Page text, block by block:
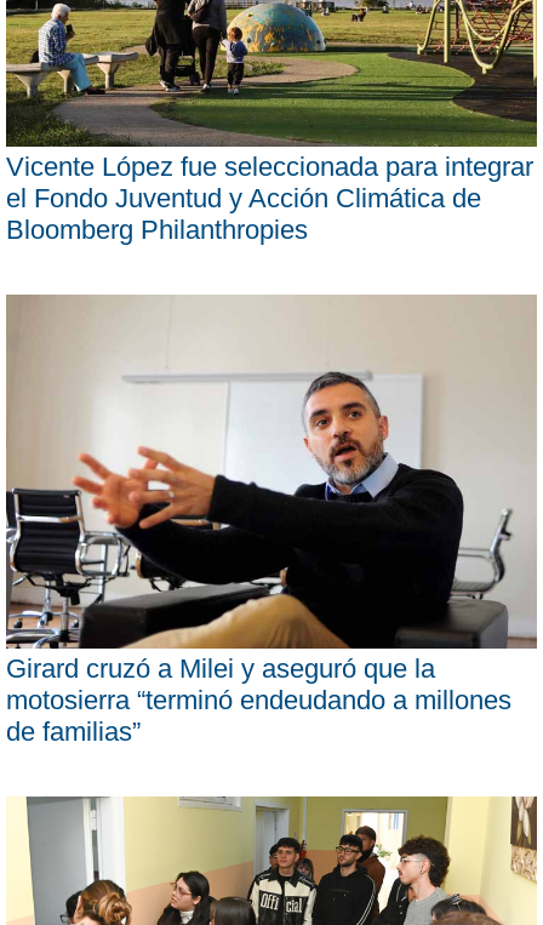
Vicente López fue seleccionada para integrar
el Fondo Juventud y Acción Climática de
Bloomberg Philanthropies
Girard cruzó a Milei y aseguró que la
motosierra “terminó endeudando a millones
de familias”